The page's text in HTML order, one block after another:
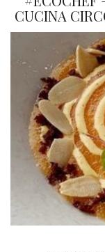
CUCINA